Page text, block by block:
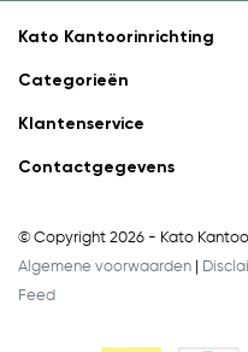
Kato Kantoorinrichting
Categorieën
Klantenservice
Contactgegevens
© Copyright 2026 - Kato
Algemene voorwaarden
Feed